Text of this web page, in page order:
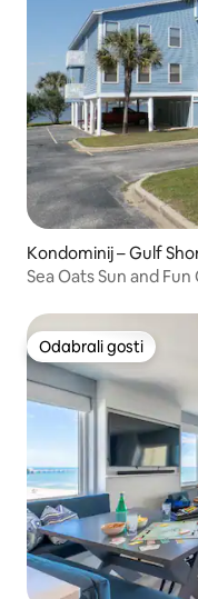
Kondominij – Gulf
Sea Oats Sun and
Odabrali gosti
Odabrali gosti